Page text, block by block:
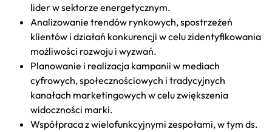
lider w sektorze energetycznym.
Analizowanie trendów rynkowych, spostrzeżeń
klientów i działań konkurencji w celu zidentyfikowania
możliwości rozwoju i wyzwań.
Planowanie i realizacja kampanii w mediach
cyfrowych, społecznościowych i tradycyjnych
kanałach marketingowych w celu zwiększenia
widoczności marki.
Współpraca z wielofunkcyjnymi zespołami, w tym ds.